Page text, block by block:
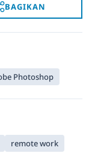
BAGIKAN
Photoshop
remote work